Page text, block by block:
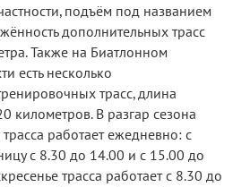
подъём под названием
дополнительных трасс
Также на Биатлонном
есть несколько
трасс, длина
километров. В разгар сезона
работает ежедневно: с
с 8.30 до 14.00 и с 15.00 до
трасса работает с 8.30 до